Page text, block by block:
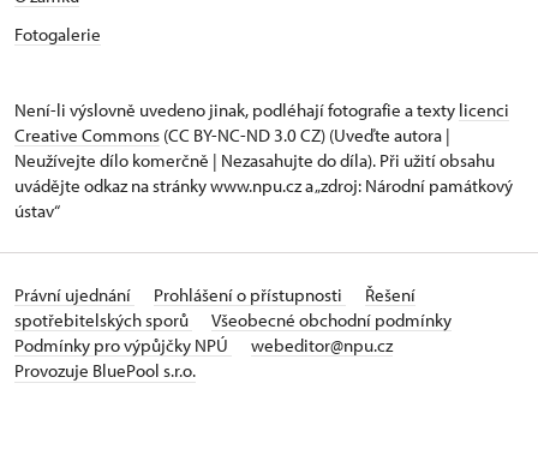
Fotogalerie
Není-li výslovně uvedeno jinak, podléhají fotografie a texty licenci
Creative Commons (CC BY-NC-ND 3.0 CZ) (Uveďte autora |
Neužívejte dílo komerčně | Nezasahujte do díla). Při užití obsahu
uvádějte odkaz na stránky www.npu.cz a „zdroj: Národní památkový
ústav“
Právní ujednání Prohlášení o přístupnosti
Řešení
spotřebitelských sporů
Všeobecné obchodní podmínky
Podmínky pro výpůjčky NPÚ
webeditor@npu.cz
Provozuje BluePool s.r.o.